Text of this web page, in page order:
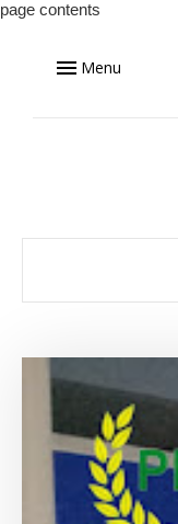
page contents
Menu